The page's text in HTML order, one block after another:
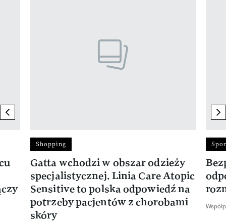
previous element
Shopping
Gatta wchodzi w obszar odzieży
specjalistycznej. Linia Care Atopic
Sensitive to polska odpowiedź na
potrzeby pacjentów z chorobami
skóry